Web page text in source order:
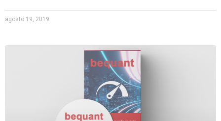
agosto 19, 2019